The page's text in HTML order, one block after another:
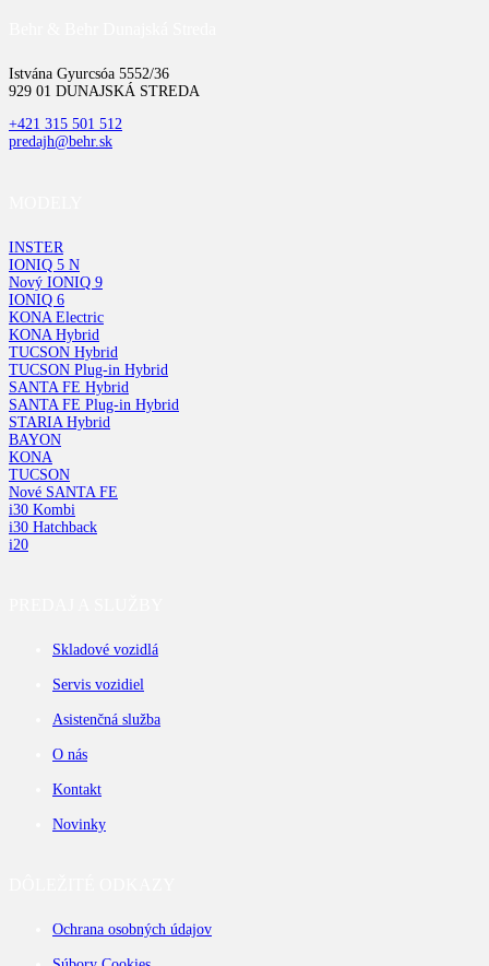
Istvána Gyurcsóa 5552/36
929 01 DUNAJSKÁ STREDA
+421 315 501 512
predajh@behr.sk
INSTER
IONIQ 5 N
Nový IONIQ 9
IONIQ 6
KONA Electric
KONA Hybrid
TUCSON Hybrid
TUCSON Plug-in Hybrid
SANTA FE Hybrid
SANTA FE Plug-in Hybrid
STARIA Hybrid
BAYON
KONA
TUCSON
Nové SANTA FE
i30 Kombi
i30 Hatchback
i20
Skladové vozidlá
Servis vozidiel
Asistenčná služba
O nás
Kontakt
Novinky
Ochrana osobných údajov